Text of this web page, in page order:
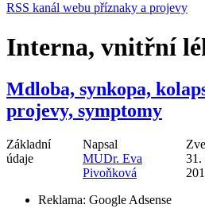
RSS kanál webu příznaky a projevy
Interna, vnitřní
Mdloba, synkopa,
projevy, symptomy
Základní
údaje
Napsal
MUDr. Eva
Pivoňková
31.
Reklama: Google Adsense